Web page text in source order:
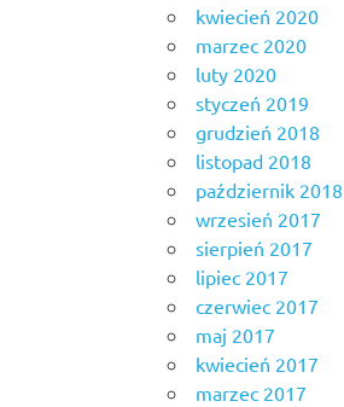
kwiecień 2020
marzec 2020
luty 2020
styczeń 2019
grudzień 2018
listopad 2018
październik 2018
wrzesień 2017
sierpień 2017
lipiec 2017
czerwiec 2017
maj 2017
kwiecień 2017
marzec 2017